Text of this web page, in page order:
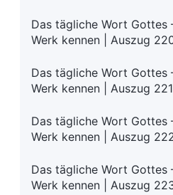
Das tägliche Wort Gottes
Werk kennen | Auszug
Das tägliche Wort Gottes
Werk kennen | Auszug 221
Das tägliche Wort Gottes
Werk kennen | Auszug
Das tägliche Wort Gottes
Werk kennen | Auszug